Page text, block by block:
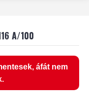
A/100
áfát nem